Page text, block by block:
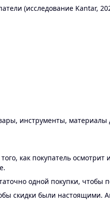
(исследование Kantar,
инструменты,
как покупатель
одной покупки, чтобы
скидки были настоящими.